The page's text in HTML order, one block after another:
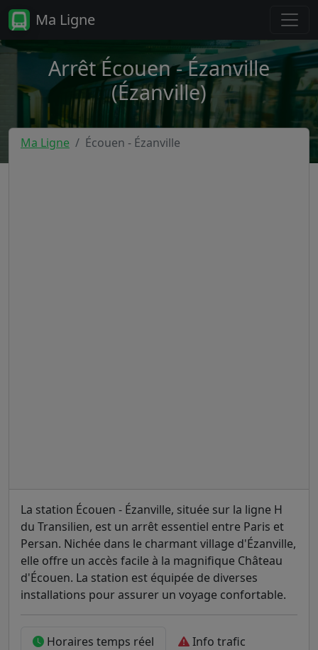
Ma Ligne
Arrêt Écouen - Ézanville
(Ézanville)
Ma Ligne Écouen - Ézanville
La station Écouen - Ézanville, située sur la ligne H
du Transilien, est un arrêt essentiel entre Paris et
Persan. Nichée dans le charmant village d'Ézanville,
elle offre un accès facile à la magnifique Château
d'Écouen. La station est équipée de diverses
installations pour assurer un voyage confortable.
Horaires temps réel Info trafic